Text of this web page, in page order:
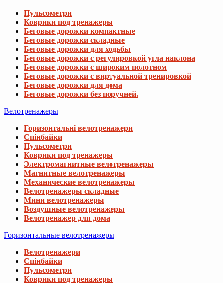
Пульсометри
Коврики под тренажеры
Беговые дорожки компактные
Беговые дорожки складные
Беговые дорожки для ходьбы
Беговые дорожки с регулировкой угла наклона
Беговые дорожки с широким полотном
Беговые дорожки с виртуальной тренировкой
Беговые дорожки для дома
Беговые дорожки без поручней.
Велотренажеры
Горизонтальні велотренажери
Спінбайки
Пульсометри
Коврики под тренажеры
Электромагнитные велотренажеры
Магнитные велотренажеры
Механические велотренажеры
Велотренажеры складные
Мини велотренажеры
Воздушные велотренажеры
Велотренажер для дома
Горизонтальные велотренажеры
Велотренажери
Спінбайки
Пульсометри
Коврики под тренажеры